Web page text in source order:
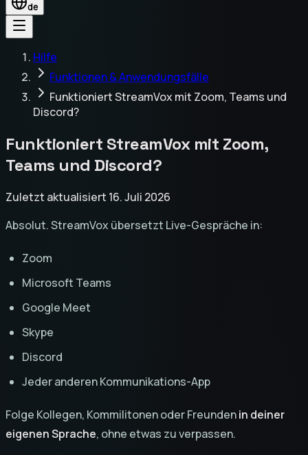
de
Hilfe
Funktionen & Anwendungsfälle
Funktioniert StreamVox mit Zoom, Teams und
Discord?
Funktioniert StreamVox mit Zoom,
Teams und Discord?
Zuletzt aktualisiert 16. Juli 2026
Absolut. StreamVox übersetzt Live-Gespräche in:
Zoom
Microsoft Teams
Google Meet
Skype
Discord
Jeder anderen Kommunikations-App
Folge Kollegen, Kommilitonen oder Freundenin deiner
eigenen Sprache, ohne etwas zu verpassen.